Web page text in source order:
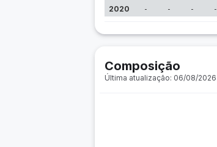
2020 - - - -
Composição
Última atualização: 06/08/2026